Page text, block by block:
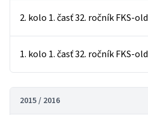
2. kolo 1. časť 32. ročník FKS-old
1. kolo 1. časť 32. ročník FKS-old
2015 / 2016